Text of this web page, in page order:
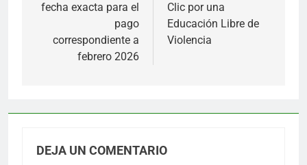
fecha exacta para el
pago
correspondiente a
febrero 2026
Clic por una
Educación Libre de
Violencia
DEJA UN COMENTARIO